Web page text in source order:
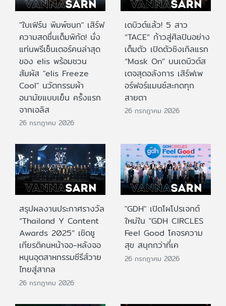
"ใบเฟิร์น พิมพ์ชนก" เสิร์ฟ
ความสดชื่นเต็มพิกัด! นั่ง
แท่นพรีเซ็นเตอร์คนล่าสุด
ของ elis พร้อมชวน
สัมผัส "elis Freeze
Cool" นวัตกรรมผ้า
อนามัยแบบเย็น ครั้งแรก
จากเอลิส
26 กรกฎาคม 2026
เดบิวต์แล้ว! 5 สาว
“TACE” ก้าวสู่ศิลปินอย่าง
เต็มตัว เปิดตัวซิงเกิลแรก
“Mask On” บนเดบิวต์ส
เตจสุดอลังการ เสิร์ฟเพ
อร์ฟอร์แมนซ์สะกดทุก
สายตา
26 กรกฎาคม 2026
สรุปผลงานประกาศรางวัล
“Thailand Y Content
Awards 2025” เชิดชู
เกียรติคนหน้าจอ-หลังจอ
หนุนอุตสาหกรรมซีรีส์วาย
ไทยสู่สากล
26 กรกฎาคม 2026
"GDH" เปิดโผโปรเจกต์
ใหม่ใน "GDH CIRCLES
Feel Good โคจรความ
สุข สนุกกว่าที่เค
26 กรกฎาคม 2026